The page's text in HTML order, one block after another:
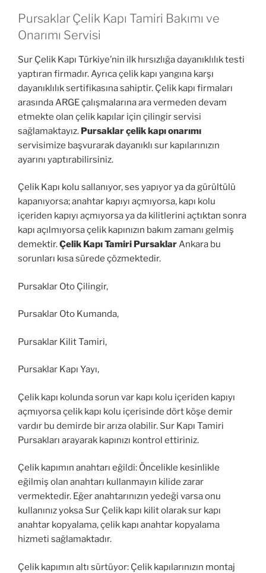
Pursaklar Çelik Kapı Tamiri Bakımı ve
Onarımı Servisi
Sur Çelik Kapı Türkiye’nin ilk hırsızlığa dayanıklılık testi
yaptıran firmadır. Ayrıca çelik kapı yangına karşı
dayanıklılık sertifikasına sahiptir. Çelik kapı firmaları
arasında ARGE çalışmalarına ara vermeden devam
etmekte olan çelik kapılar için çilingir servisi
sağlamaktayız. Pursaklar çelik kapı onarımı
servisimize başvurarak dayanıklı sur kapılarınızın
ayarını yaptırabilirsiniz.
Çelik Kapı kolu sallanıyor, ses yapıyor ya da gürültülü
kapanıyorsa; anahtar kapıyı açmıyorsa, kapı kolu
içeriden kapıyı açmıyorsa ya da kilitlerini açtıktan sonra
kapı açılmıyorsa çelik kapınızın bakım zamanı gelmiş
demektir.Çelik Kapı Tamiri PursaklarAnkara bu
sorunları kısa sürede çözmektedir.
Pursaklar Oto Çilingir,
Pursaklar Oto Kumanda,
Pursaklar Kilit Tamiri,
Pursaklar Kapı Yayı,
Çelik kapı kolunda sorun var kapı kolu içeriden kapıyı
açmıyorsa çelik kapı kolu içerisinde dört köşe demir
vardır bu demirde bir arıza olabilir. Sur Kapı Tamiri
Pursakları arayarak kapınızı kontrol ettiriniz.
Çelik kapımın anahtarı eğildi: Öncelikle kesinlikle
eğilmiş olan anahtarı kullanmayın kilide zarar
vermektedir. Eğer anahtarınızın yedeği varsa onu
kullanınız yoksa Sur Çelik kapı kilit olarak sur kapı
anahtar kopyalama, çelik kapı anahtar kopyalama
hizmeti sağlamaktadır.
Çelik kapımın altı sürtüyor: Çelik kapılarınızın montaj